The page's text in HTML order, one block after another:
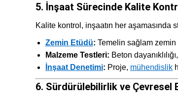
5. İnşaat Sürecinde Kalite
Kalite kontrol, inşaatın her aşamasında
Zemin Etüdü: Temelin sağlam zemin
Malzeme Testleri: Beton
İnşaat Denetimi: Proje, mühendislik
6. Sürdürülebilirlik ve Çevresel